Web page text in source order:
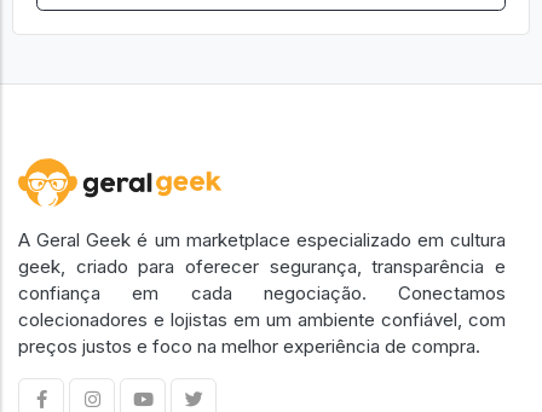
A Geral Geek é um marketplace especializado em cultura
geek, criado para oferecer segurança, transparência e
confiança em cada negociação. Conectamos
colecionadores e lojistas em um ambiente confiável, com
preços justos e foco na melhor experiência de compra.